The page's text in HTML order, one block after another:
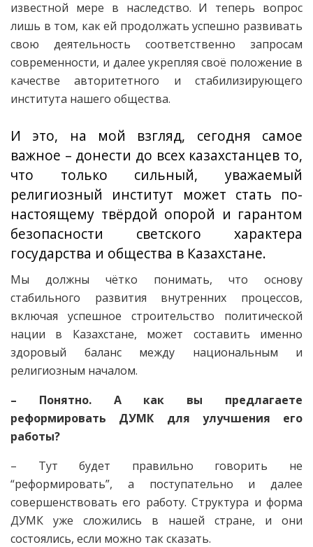
известной мере в наследство. И теперь вопрос
лишь в том, как ей продолжать успешно развивать
свою деятельность соответственно запросам
современности, и далее укрепляя своё положение в
качестве авторитетного и стабилизирующего
института нашего общества.
И это, на мой взгляд, сегодня самое
важное – донести до всех казахстанцев то,
что только сильный, уважаемый
религиозный институт может стать по-
настоящему твёрдой опорой и гарантом
безопасности светского характера
государства и общества в Казахстане.
Мы должны чётко понимать, что основу
стабильного развития внутренних процессов,
включая успешное строительство политической
нации в Казахстане, может составить именно
здоровый баланс между национальным и
религиозным началом.
– Понятно. А как вы предлагаете
реформировать ДУМК для улучшения его
работы?
– Тут будет правильно говорить не
“реформировать”, а поступательно и далее
совершенствовать его работу. Структура и форма
ДУМК уже сложились в нашей стране, и они
состоялись, если можно так сказать.